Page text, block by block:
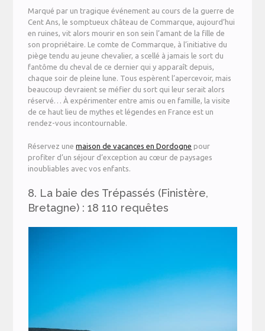
Marqué par un tragique événement au cours de la guerre de
Cent Ans, le somptueux château de Commarque, aujourd’hui
en ruines, vit alors mourir en son sein l’amant de la fille de
son propriétaire. Le comte de Commarque, à l’initiative du
piège tendu au jeune chevalier, a scellé à jamais le sort du
fantôme du cheval de ce dernier qui y apparaît depuis,
chaque soir de pleine lune. Tous espèrent l’apercevoir, mais
beaucoup devraient se méfier du sort qui leur serait alors
réservé… À expérimenter entre amis ou en famille, la visite
de ce haut lieu de mythes et légendes en France est un
rendez-vous incontournable.
Réservez unemaison de vacances en Dordogne pour
profiter d’un séjour d’exception au cœur de paysages
inoubliables avec vos enfants.
8. La baie des Trépassés (Finistère,
Bretagne) : 18 110 requêtes